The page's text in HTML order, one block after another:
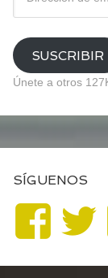
email
SUSCRIBIR
Únete a otros
SÍGUENOS
Ver